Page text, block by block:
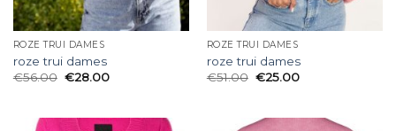
ROZE TRUI DAMES
roze trui dames
€56.00 €28.00
ROZE TRUI DAMES
roze trui dames
€51.00 €25.00